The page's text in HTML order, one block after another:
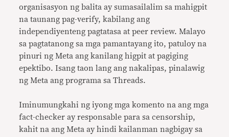
organisasyon ng balita ay sumasailalim sa mahigpit
na taunang pag-verify, kabilang ang
independiyenteng pagtatasa at peer review. Malayo
sa pagtatanong sa mga pamantayang ito, patuloy na
pinuri ng Meta ang kanilang higpit at pagiging
epektibo. Isang taon lang ang nakalipas, pinalawig
ng Meta ang programa sa Threads.
Iminumungkahi ng iyong mga komento na ang mga
fact-checker ay responsable para sa censorship,
kahit na ang Meta ay hindi kailanman nagbigay sa